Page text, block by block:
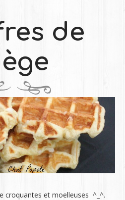
de
croquantes et moelleuses ^_^.